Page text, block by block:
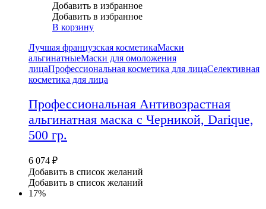
Добавить в избранное
Добавить в избранное
В корзину
Лучшая французская косметикаМаски
альгинатныеМаски для омоложения
лицаПрофессиональная косметика для лицаСелективная
косметика для лица
Профессиональная Антивозрастная
альгинатная маска с Черникой, Darique,
500 гр.
6 074 ₽
Добавить в список желаний
Добавить в список желаний
17%